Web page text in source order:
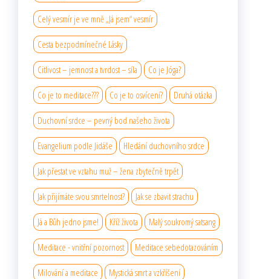
Celý vesmír je ve mně „Já jsem“ vesmír
Cesta bezpodmínečné Lásky
Citlivost – jemnost a tvrdost – síla Co je Jóga?
Co je to meditace??? Co je to osvícení? Druhá otázka
Duchovní srdce – pevný bod našeho života
Evangelium podle Jidáše Hledání duchovního srdce
Jak přestat ve vztahu muž – žena zbytečně trpět
Jak přijímáte svou smrtelnost? Jak se zbavit strachu
Já a Bůh jedno jsme! Kříž života Malý soukromý satsang
Meditace - vnitřní pozornost Meditace sebedotazováním
Milování a meditace Mystická smrt a vzkříšení